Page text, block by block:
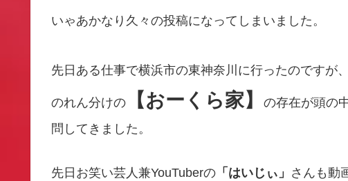
いゃあかなり久々の投稿になってしまいました。
先日ある仕事で横浜市の東神奈川に行ったのですが
のれん分けの 【おーくら家】
の存在が頭の
問してきました。
先日お笑い芸人兼YouTuberの 「はいじぃ」 さんも動